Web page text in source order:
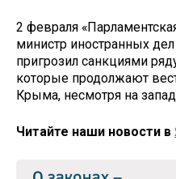
2 февраля
министр иностранных
пригрозил санкциями
которые продолжают
Крыма, несмотря на
Читайте наши новости в